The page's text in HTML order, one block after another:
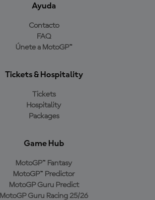
Ayuda
Contacto
FAQ
Únete a MotoGP™
Tickets & Hospitality
Tickets
Hospitality
Packages
Game Hub
MotoGP™ Fantasy
MotoGP™ Predictor
MotoGP Guru Predict
MotoGP Guru Racing 25/26